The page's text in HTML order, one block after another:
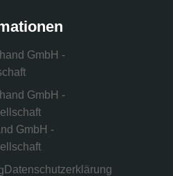
GmbH -
GmbH -
Datenschutzerklärung